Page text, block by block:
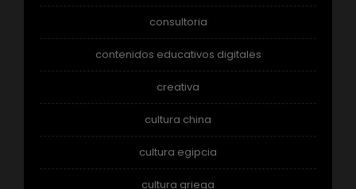
consultoria
contenidos educativos digitales
creativa
cultura china
cultura egipcia
cultura griega